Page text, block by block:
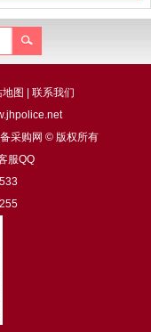
地图 | 联系我们
采购网 © 版权所有
服QQ